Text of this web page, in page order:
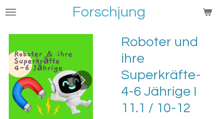
Zum
springen
Forschjung
Roboter und
ihre
Superkräfte-
4-6 Jährige I
11.1 / 10-12